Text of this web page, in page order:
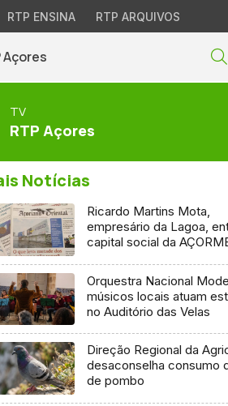
RTP ENSINA RTP ARQUIVOS
Açores
TV
RTP Açores
Notícias
Ricardo Martins Mota,
empresário da Lagoa,
capital social da
Orquestra Nacional
músicos locais atuam
no Auditório das Velas
Direção Regional da
desaconselha consumo
de pombo